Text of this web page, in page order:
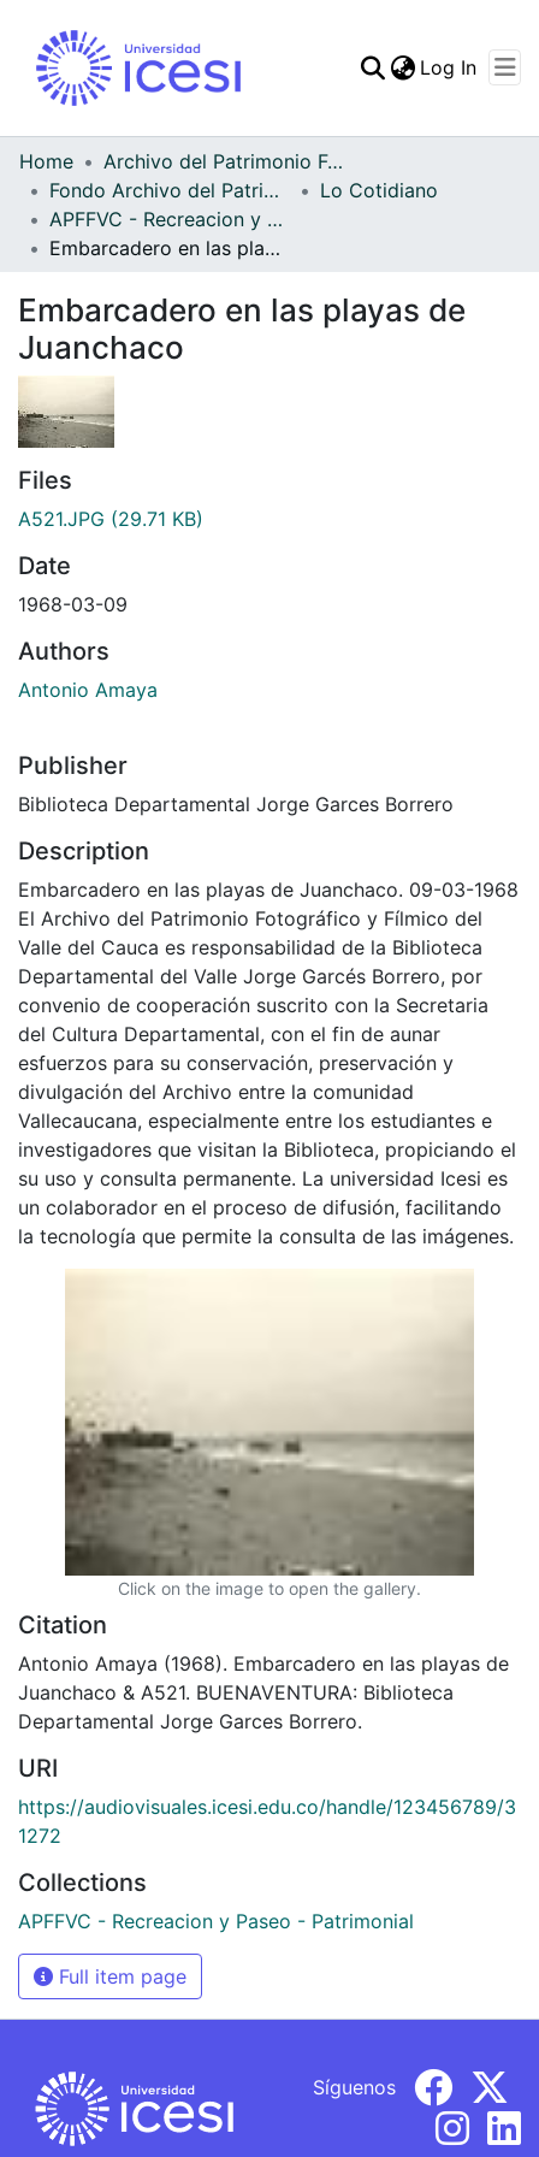
Statistics
Log In
Home
Archivo del Patrimonio Fotográfico y Fílmico del Valle del Cauca
Fondo Archivo del Patrimonio Fotográfico y Fílmico del Valle del Cauca
Lo Cotidiano
APFFVC - Recreacion y Paseo - Patrimonial
Embarcadero en las playas de Juanchaco
Embarcadero en las playas de
Juanchaco
Files
A521.JPG (29.71 KB)
Date
1968-03-09
Authors
Antonio Amaya
Publisher
Biblioteca Departamental Jorge Garces Borrero
Description
Embarcadero en las playas de Juanchaco. 09-03-1968
El Archivo del Patrimonio Fotográfico y Fílmico del
Valle del Cauca es responsabilidad de la Biblioteca
Departamental del Valle Jorge Garcés Borrero, por
convenio de cooperación suscrito con la Secretaria
del Cultura Departamental, con el fin de aunar
esfuerzos para su conservación, preservación y
divulgación del Archivo entre la comunidad
Vallecaucana, especialmente entre los estudiantes e
investigadores que visitan la Biblioteca, propiciando el
su uso y consulta permanente. La universidad Icesi es
un colaborador en el proceso de difusión, facilitando
la tecnología que permite la consulta de las imágenes.
Click on the image to open the gallery.
Citation
Antonio Amaya (1968). Embarcadero en las playas de
Juanchaco & A521. BUENAVENTURA: Biblioteca
Departamental Jorge Garces Borrero.
URI
https://audiovisuales.icesi.edu.co/handle/123456789/3
1272
Collections
APFFVC - Recreacion y Paseo - Patrimonial
Full item page
Síguenos